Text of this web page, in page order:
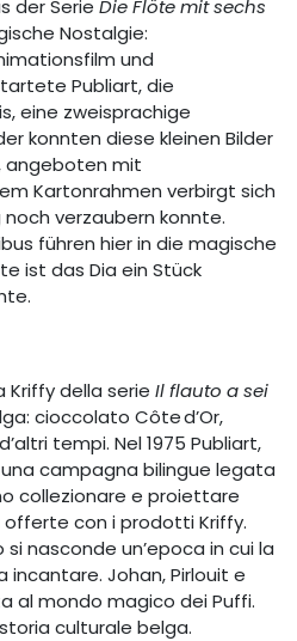
der Serie Die Flöte mit sechs
Nostalgie:
und
Publiart, die
eine zweisprachige
konnten diese kleinen Bilder
angeboten mit
Kartonrahmen verbirgt sich
verzaubern konnte.
führen hier in die magische
ist das Dia ein Stück
della serie Il flauto a sei
cioccolato Côte d’Or,
tempi. Nel 1975 Publiart,
campagna bilingue legata
collezionare e proiettare
con i prodotti Kriffy.
nasconde un’epoca in cui la
Johan, Pirlouit e
al mondo magico dei Puffi.
culturale belga.